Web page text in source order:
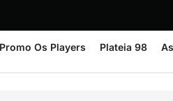
Promo Os Players Plateia 98